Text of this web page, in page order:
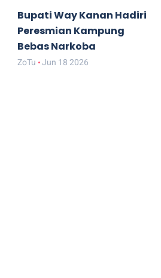
Bupati Way Kanan Hadiri
Peresmian Kampung
Bebas Narkoba
ZoTu Jun 18 2026